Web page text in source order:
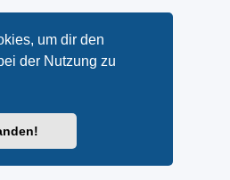
um dir den
der Nutzung zu